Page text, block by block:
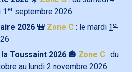
1 er septembre 2026
2026 🎒 Zone C : le mardi 1 er
Toussaint 2026 🎃 Zone C : du
au lundi 2 novembre 2026